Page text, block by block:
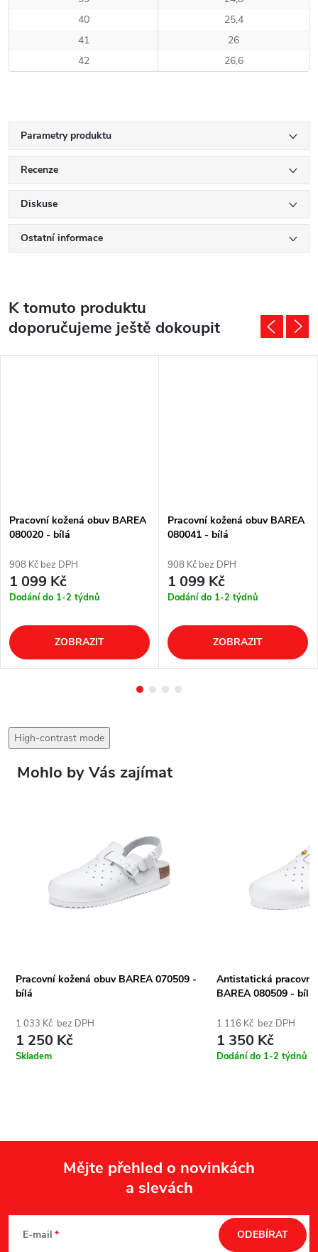
40
25,4
41
26
42
26,6
Parametry produktu
Recenze
Diskuse
Ostatní informace
K tomuto produktu
doporučujeme ještě dokoupit
Pracovní kožená obuv BAREA
080020 - bílá
908 Kč bez DPH
1 099 Kč
Dodání do 1-2 týdnů
ZOBRAZIT
Pracovní kožená obuv BAREA
080041 - bílá
908 Kč bez DPH
1 099 Kč
Dodání do 1-2 týdnů
ZOBRAZIT
High-contrast mode
Mohlo by Vás zajímat
Pracovní kožená obuv BAREA 070509 -
bílá
1 033 Kč bez DPH
1 250 Kč
Skladem
Antistatická pracovní
BAREA 080509 - bílá
1 116 Kč bez DPH
1 350 Kč
Dodání do 1-2 týdnů
Mějte přehled o novinkách
a slevách
E-mail ODEBÍRAT